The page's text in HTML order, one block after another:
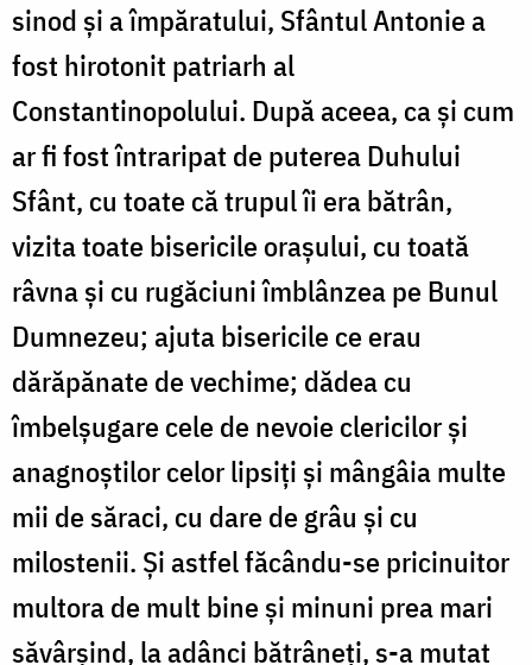
sinod și a împăratului, Sfântul Antonie a
fost hirotonit patriarh al
Constantinopolului. După aceea, ca și cum
ar fi fost întraripat de puterea Duhului
Sfânt, cu toate că trupul îi era bătrân,
vizita toate bisericile orașului, cu toată
râvna și cu rugăciuni îmblânzea pe Bunul
Dumnezeu; ajuta bisericile ce erau
dărăpănate de vechime; dădea cu
îmbelșugare cele de nevoie clericilor și
anagnoștilor celor lipsiți și mângâia multe
mii de săraci, cu dare de grâu și cu
milostenii. Și astfel făcându-se pricinuitor
multora de mult bine și minuni prea mari
săvârșind, la adânci bătrâneți, s-a mutat